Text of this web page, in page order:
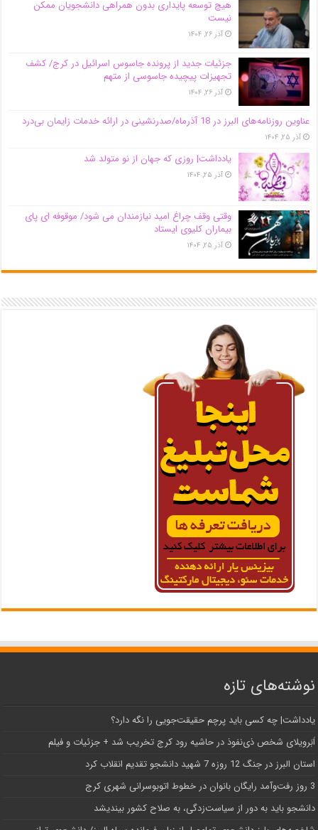
هیچ توسعه پایداری بدون همراهی دانشجویان ممکن
نیست
آذر ۲۶, ۱۴۰۴
جزئیات جدید از پرونده جاسوس اسرائیل در کرج/‌ کشف
تجهیزات پیچیده جاسوسی از متهم
آذر ۲۶, ۱۴۰۴
عناوین روزنامه‌های البرز در ‌18 آذرماه/صدرنشینی در ارائه خدمات زایمان بی‌درد
آذر ۲۵, ۱۴۰۴
یادداشت| روزی که جهان از نو متولد شد
آذر ۲۵, ۱۴۰۴
وقتی وقف چراغ امید نیازمندان می شود/ موقوفه ای پای
بیماران کلیوی ایستاد
آذر ۲۵, ۱۴۰۴
نوشته‌های تازه
یادداشت| ‌چه کسی باید پرچم حقیقت‌جویی را نگه دارد؟
اَبَر‌ویلای شخص ذی‌نفوذ در حاشیه‌ رود کرج تخریب شد + جزئیات و فیلم
استان البرز در جنگ 12 روزه 7 شهید دانشجو تقدیم انقلاب کرد
3 روز رفت‌وآمد رایگان بانوان در خطوط اتوبوسرانی شهری کرج
دانشجو باید به دور از سیاست‌زدگی، به صلاح کشور بیندیشد